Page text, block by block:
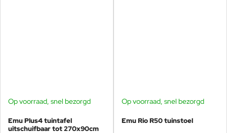
-10%
Op voorraad, snel bezorgd
Emu Plus4 tuintafel
uitschuifbaar tot 270x90cm
-18%
Op voorraad, snel bezorgd
Emu Rio R50 tuinstoel